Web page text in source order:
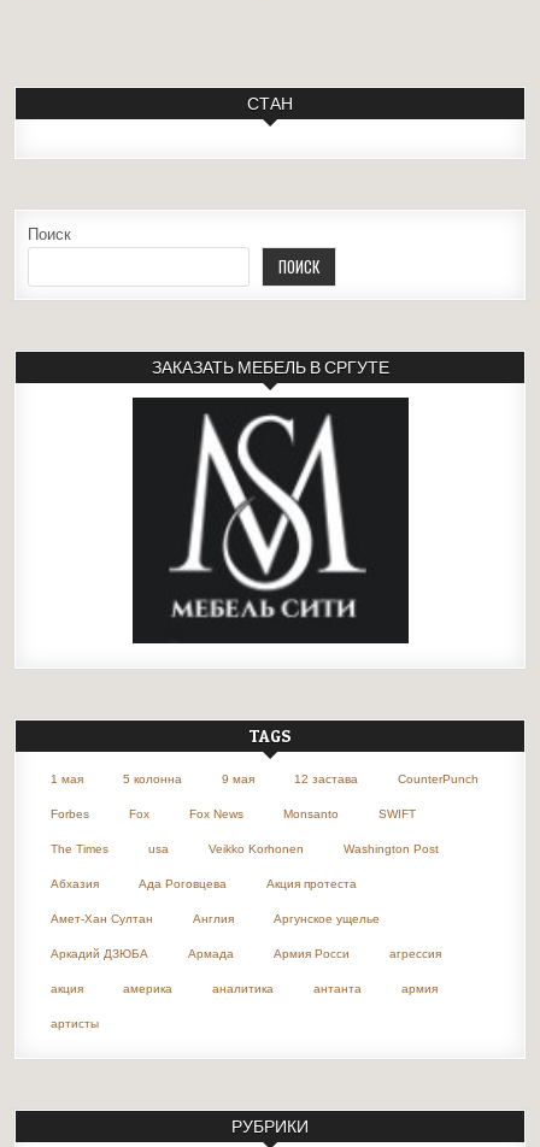
СТАН
Поиск
ПОИСК
ЗАКАЗАТЬ МЕБЕЛЬ В СРГУТЕ
TAGS
1 мая 5 колонна 9 мая 12 застава CounterPunch
Forbes Fox Fox News Monsanto SWIFT
The Times usa Veikko Korhonen Washington Post
Абхазия Ада Роговцева Акция протеста
Амет-Хан Султан Англия Аргунское ущелье
Аркадий ДЗЮБА Армада Армия Росси агрессия
акция америка аналитика антанта армия
артисты
РУБРИКИ